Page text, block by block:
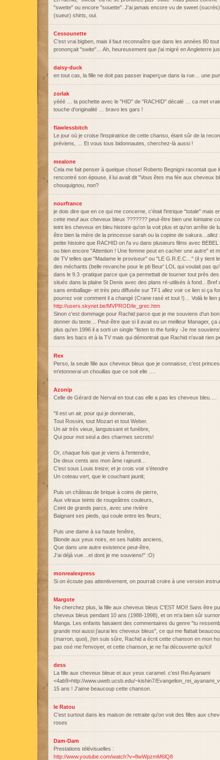
"swette" ou encore "souette". J'ai jamais encore vu de sweet
(sueur) shirts, oui.
Cessounette
C'est vrai bigben, mais il faut reconnaître que dans les années 80 tout
prononçait "swite"… Ah, heureusement que j'ai migré en Angleterre
daisy-duck
en tout cas, la fille ne doit pas passer inaperçue dans la rue… une
zorlak
yééé … la pochette avec le "HID" de "RACHID" décalé … ca met
touche d'originalité … bravo les gars !
flawlessbitch
Le jour où je croise l'inspiratrice de cette chanso, étant sûr de la
préviens, … Et vous tous bidonnautes, cherchez-là aussi !
mealone
Cela me fait penser à quelque chose! Roberto Begnigni racontait que
rencontré son épouse, il lui avait dit "Vous êtes ma fée aux cheveux
chouquignou, non?
nourfrance
je dois dire que en ce qui me concerne, c'était l'intrique "totale" mais
cette meuf aux cheveux bleux ??????? peut-être bien une lointaine
teint les cheveux en bleu histoire qu'on la voit plus et qu'on arrête de
être bien la mère de la princesse sarah ou la copine de
petite histoire que RACHID on l'a vu dans plusieurs films avec
ou bien encore "Attention ! Une femme peut en cacher une autre" et
de TV telles que "Madame le proviseur" ou "LE G.R.E.C…" (il y tient
des méchants (belle revanche pour le pti Beur' LOL qui voulait pas
dans le 9.3 -pratique parce que ça permettait de tourner tout près
situés dans la plaine St Denis avec des plans ré-utilisés à fond…Bref
sans emballage- et très peu diffusée sur TF1 allez voir ce lien si ça
pourrez voir comment il a changé (Crane rasé et tout !)… Voilà le lien
http://users.skynet.be/MVPROD/le_grec.htm
Sinon c'est dommage pour Rachid parce que je me souviens d'un
donner du texte… Peut-être que si il avait eu un meilleur Manager, ça
plus qu'en 1996 il a sorti un single "listen to the funky -Je me
dans les bacs et à la TV mais qui démontrait que Rachid n'avait rien
Rex
Perso, la seule fille aux cheveux bleux que je connaisse, c'est
m'etonnerai un chouillas que ce soit elle ….
Azonip
Celle de Gérard de Nerval en tout cas elle a pas les cheveux bleu….
"Il est un air, pour qui je donnerais,
Tout Rossini, tout Mozart et tout Weber.
Un air très vieux, languissant et funèbre,
Qui pour moi seul a des charmes secrets!
Or, chaque fois que je viens à l'entendre,
De deux cents ans mon âme rajeunit…
C'est sous Louis treize; et je crois voir s'étendre
Un coteau vert, que le couchant jaunit;
Puis un château de brique à coins de pierre,
Aux vitraux teints de rougeâtres couleurs,
Ceint de grands parcs, avec une rivière
Baignant ses pieds, qui coule entre les fleurs;
Puis une dame à sa haute fenêtre,
Blonde aux yeux noirs, en ses habits anciens,
Que dans une autre existence peut-être,
J'ai déjà vue…et dont je me souviens!" :O)
monrealexpress
Si on écoute pas attentivement, on pourrait croire à une version
Margote
Ne cherchez plus, la fille aux cheveux bleus C'EST MOI! Sans être
cheveux bleus pendant 10 ans (1988-1998), et on m'a bien sûr
Manga. Les enfants faisaient des commentaires du genre "tu
grande moi aussi j'aurai les cheveux bleus", ce qui me flattait
(marron, quoi), j'en suis sûre, Rachid a écrit cette chanson en mon
pas osé me l'envoyer, et cette chanson, je ne l'ai découverte qu'ici!
dess
La fille aux cheveux bleue et aux yeux caramel. c'est Rei Ayanami
<4ab9>http://www.uweb.ucsb.edu/~kishin7/
15 ans ! J'aime beaucoup cette chanson.
le Ratou
C'est surtout dans les maison de retraite qu'on voit des filles aux
roses
Dam-Dam
Prestations télévisuelles :
http://www.youtube.com/watch?v=8wWpzmM6lQ8